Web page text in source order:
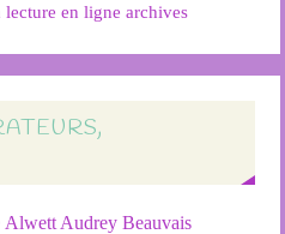
lecture en ligne archives
Alwett Audrey Beauvais